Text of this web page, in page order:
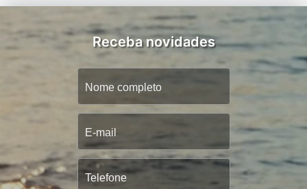
Receba novidades